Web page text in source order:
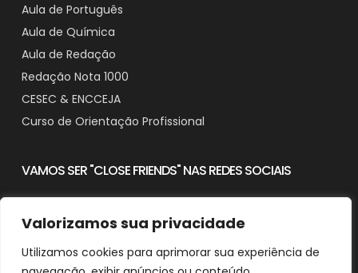
Valorizamos sua privacidade
Utilizamos cookies para aprimorar sua experiência de
Aula de Português
Aula de Química
Aula de Redação
Redação Nota 1000
CESEC & ENCCEJA
Curso de Orientação Profissional
VAMOS SER "CLOSE FRIENDS" NAS REDES SOCIAIS
Contato